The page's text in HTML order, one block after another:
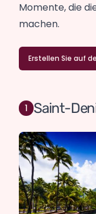
Momente, die
machen.
Erstellen Sie auf
Saint-